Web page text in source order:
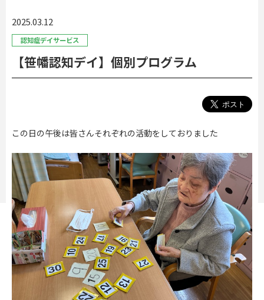
2025.03.12
認知症デイサービス
【笹幡認知デイ】個別プログラム
この日の午後は皆さんそれぞれの活動をしておりました